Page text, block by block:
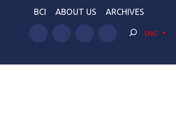
BCI ABOUT US ARCHIVES
ENG